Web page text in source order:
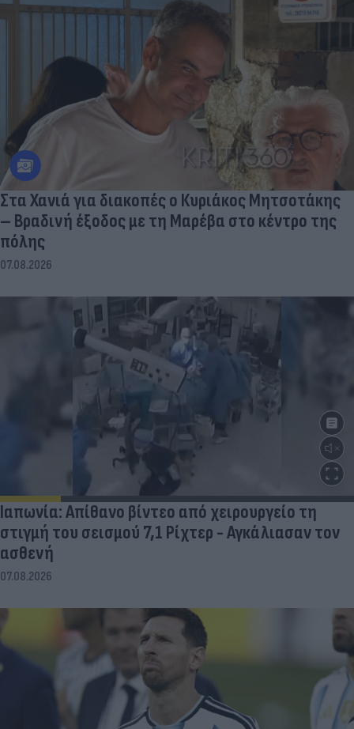
Στα Χανιά για διακοπές ο Κυριάκος Μητσοτάκης
– Βραδινή έξοδος με τη Μαρέβα στο κέντρο της
πόλης
07.08.2026
Ιαπωνία: Απίθανο βίντεο από χειρουργείο τη
στιγμή του σεισμού 7,1 Ρίχτερ - Αγκάλιασαν τον
ασθενή
07.08.2026